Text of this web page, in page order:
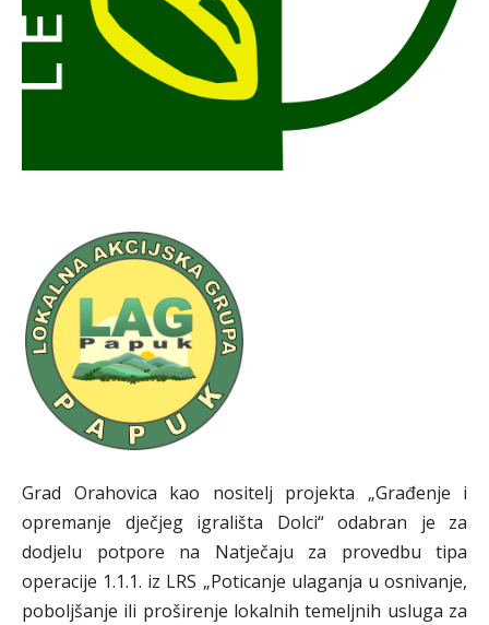
Grad Orahovica kao nositelj projekta „Građenje i
opremanje dječjeg igrališta Dolci“ odabran je za
dodjelu potpore na Natječaju za provedbu tipa
operacije 1.1.1. iz LRS „Poticanje ulaganja u osnivanje,
poboljšanje ili proširenje lokalnih temeljnih usluga za